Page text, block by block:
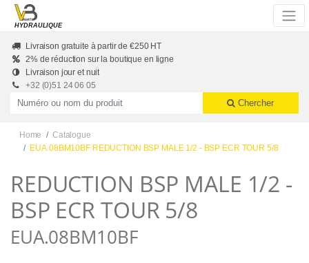
Skip to main content
HYDRAULIQUE
Livraison gratuite à partir de €250 HT
2% de réduction sur la boutique en ligne
Livraison jour et nuit
+32 (0)51 24 06 05
Productnummer of naam
Chercher
Home
Catalogue
EUA.08BM10BF REDUCTION BSP MALE 1/2 - BSP ECR TOUR 5/8
REDUCTION BSP MALE 1/2 -
BSP ECR TOUR 5/8
EUA.08BM10BF